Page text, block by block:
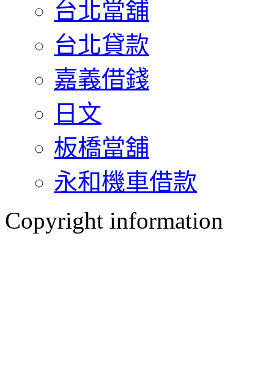
台北當舖
台北貸款
嘉義借錢
日文
板橋當舖
永和機車借款
Copyright information